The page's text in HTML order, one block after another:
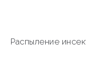
Распыление